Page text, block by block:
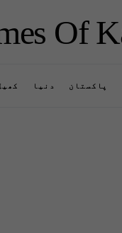
پاکستان دنیا